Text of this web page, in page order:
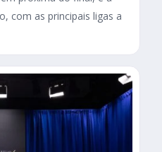
com as principais ligas a